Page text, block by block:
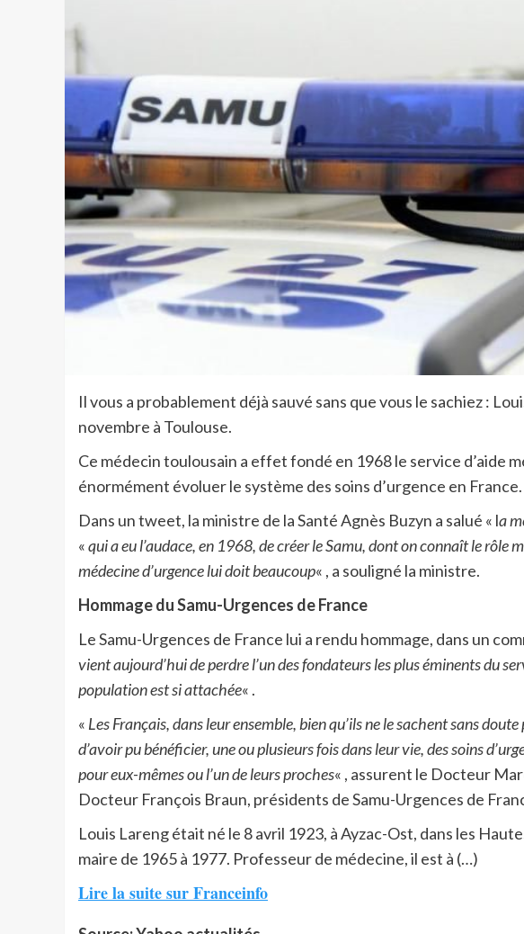
Il vous a probablement déjà sauvé sans que vous le sachiez :
novembre à Toulouse.
Ce médecin toulousain a effet fondé en 1968 le service d’aide
énormément évoluer le système des soins d’urgence en France.
Dans un tweet, la ministre de la Santé Agnès Buzyn a salué « la
«qui a eu l’audace, en 1968, de créer le Samu, dont on connaît le rôle
médecine d’urgence lui doit beaucoup« , a souligné la ministre.
Hommage du Samu-Urgences de France
Le Samu-Urgences de France lui a rendu hommage, dans un
vient aujourd’hui de perdre l’un des fondateurs les plus éminents du
population est si attachée« .
« Les Français, dans leur ensemble, bien qu’ils ne le sachent sans
d’avoir pu bénéficier, une ou plusieurs fois dans leur vie, des soins
pour eux-mêmes ou l’un de leurs proches« , assurent le Docteur
Docteur François Braun, présidents de Samu-Urgences de
Louis Lareng était né le 8 avril 1923, à Ayzac-Ost, dans les
maire de 1965 à 1977. Professeur de médecine, il est à (…)
Lire la suite sur Franceinfo